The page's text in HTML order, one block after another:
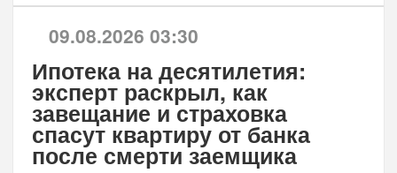
09.08.2026 03:30
Ипотека на десятилетия:
эксперт раскрыл, как
завещание и страховка
спасут квартиру от банка
после смерти заемщика